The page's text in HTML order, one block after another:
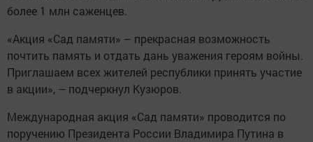
более 1 млн саженцев.
«Акция «Сад памяти» – прекрасная возможность
почтить память и отдать дань уважения героям войны.
Приглашаем всех жителей республики принять участие
в акции», – подчеркнул Кузюров.
Международная акция «Сад памяти» проводится по
поручению Президента России Владимира Путина в